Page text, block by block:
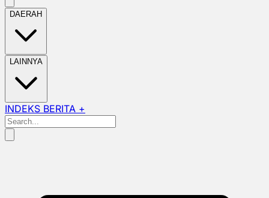
DAERAH
LAINNYA
INDEKS BERITA +